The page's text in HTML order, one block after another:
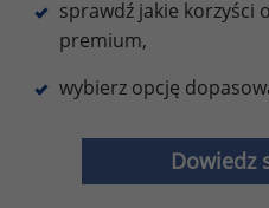
sprawdź jakie korzyści
premium,
wybierz opcję
Dowiedz